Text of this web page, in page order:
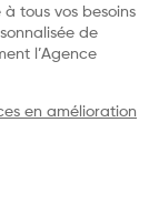
tous vos besoins
de
l’Agence
en amélioration